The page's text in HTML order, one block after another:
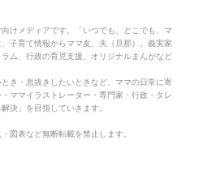
けメディアです。「いつでも、どこでも、マ
子育て情報からママ友、夫（旦那）、義実家
ム、行政の育児支援、オリジナルまんがなど
き・息抜きしたいときなど、ママの日常に寄
ママイラストレーター・専門家・行政・タレ
決」を目指していきます。
図表など無断転載を禁止します。